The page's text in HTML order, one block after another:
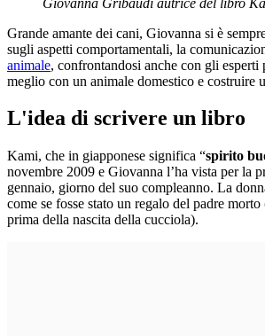
Grande amante dei cani, Giovanna si è
sugli aspetti comportamentali, la
animale, confrontandosi anche con gli esperti
meglio con un animale domestico e costruire
L'idea di scrivere un libro
Kami, che in giapponese significa “spirito
novembre 2009 e Giovanna l’ha vista per la
gennaio, giorno del suo compleanno. La
come se fosse stato un regalo del padre morto
prima della nascita della cucciola).